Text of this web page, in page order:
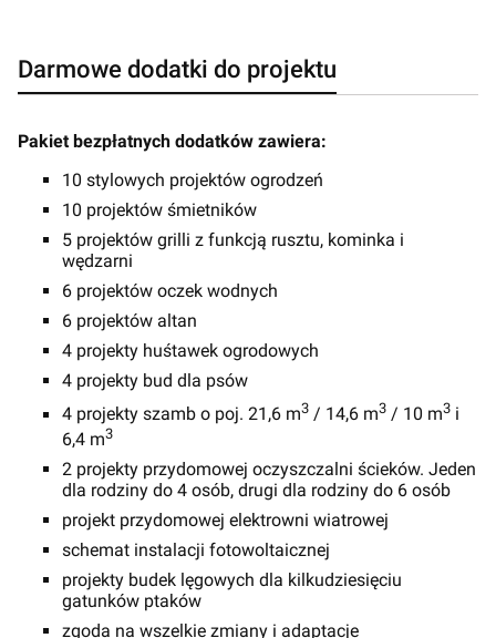
Darmowe dodatki do projektu
Pakiet bezpłatnych dodatków zawiera:
10 stylowych projektów ogrodzeń
10 projektów śmietników
5 projektów grilli z funkcją rusztu, kominka i
wędzarni
6 projektów oczek wodnych
6 projektów altan
4 projekty huśtawek ogrodowych
4 projekty bud dla psów
4 projekty szamb o poj. 21,6 m3 / 14,6 m3 / 10 m3 i
6,4 m3
2 projekty przydomowej oczyszczalni ścieków. Jeden
dla rodziny do 4 osób, drugi dla rodziny do 6 osób
projekt przydomowej elektrowni wiatrowej
schemat instalacji fotowoltaicznej
projekty budek lęgowych dla kilkudziesięciu
gatunków ptaków
zgoda na wszelkie zmiany i adaptacje